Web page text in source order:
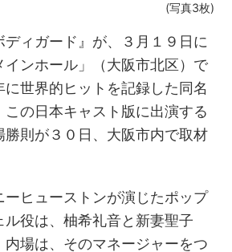
(写真3枚)
ディガード』が、３月１９日に
インホール」（大阪市北区）で
世界的ヒットを記録した同名
の日本キャスト版に出演する
勝則が３０日、大阪市内で取材
ーヒューストンが演じたポップ
ル役は、柚希礼音と新妻聖子
内場は、そのマネージャーをつ